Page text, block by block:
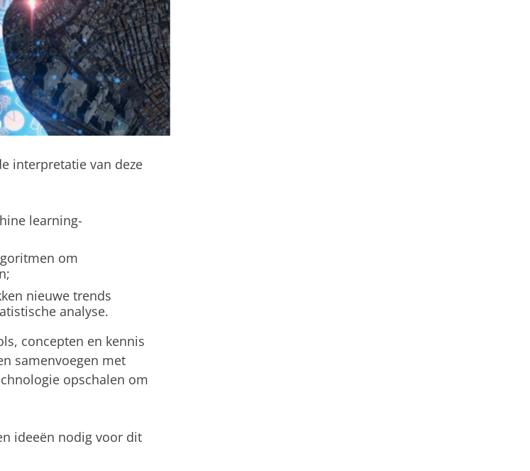
interpretatie van deze
learning-
om
nieuwe trends
analyse.
concepten en kennis
samenvoegen met
opschalen om
ideeën nodig voor dit